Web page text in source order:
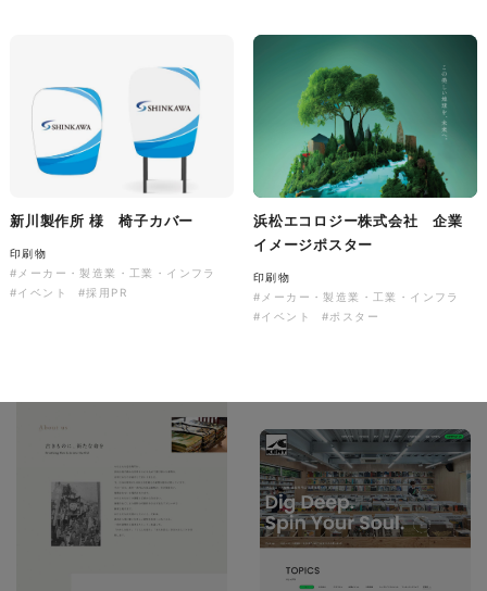
ター様 コーポレートサイト制
作
新川製作所 様 椅子カバー
印刷物
#メーカー・製造業・工業・インフラ
#イベント
#採用PR
浜松エコロジー株式会社 企業
イメージポスター
印刷物
#メーカー・製造業・工業・インフラ
#イベント
#ポスター